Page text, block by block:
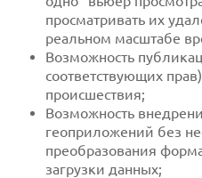
просматривать их
реальном масштабе
Возможность
соответствующих
происшествия;
Возможность
геоприложений без
преобразования
загрузки данных;